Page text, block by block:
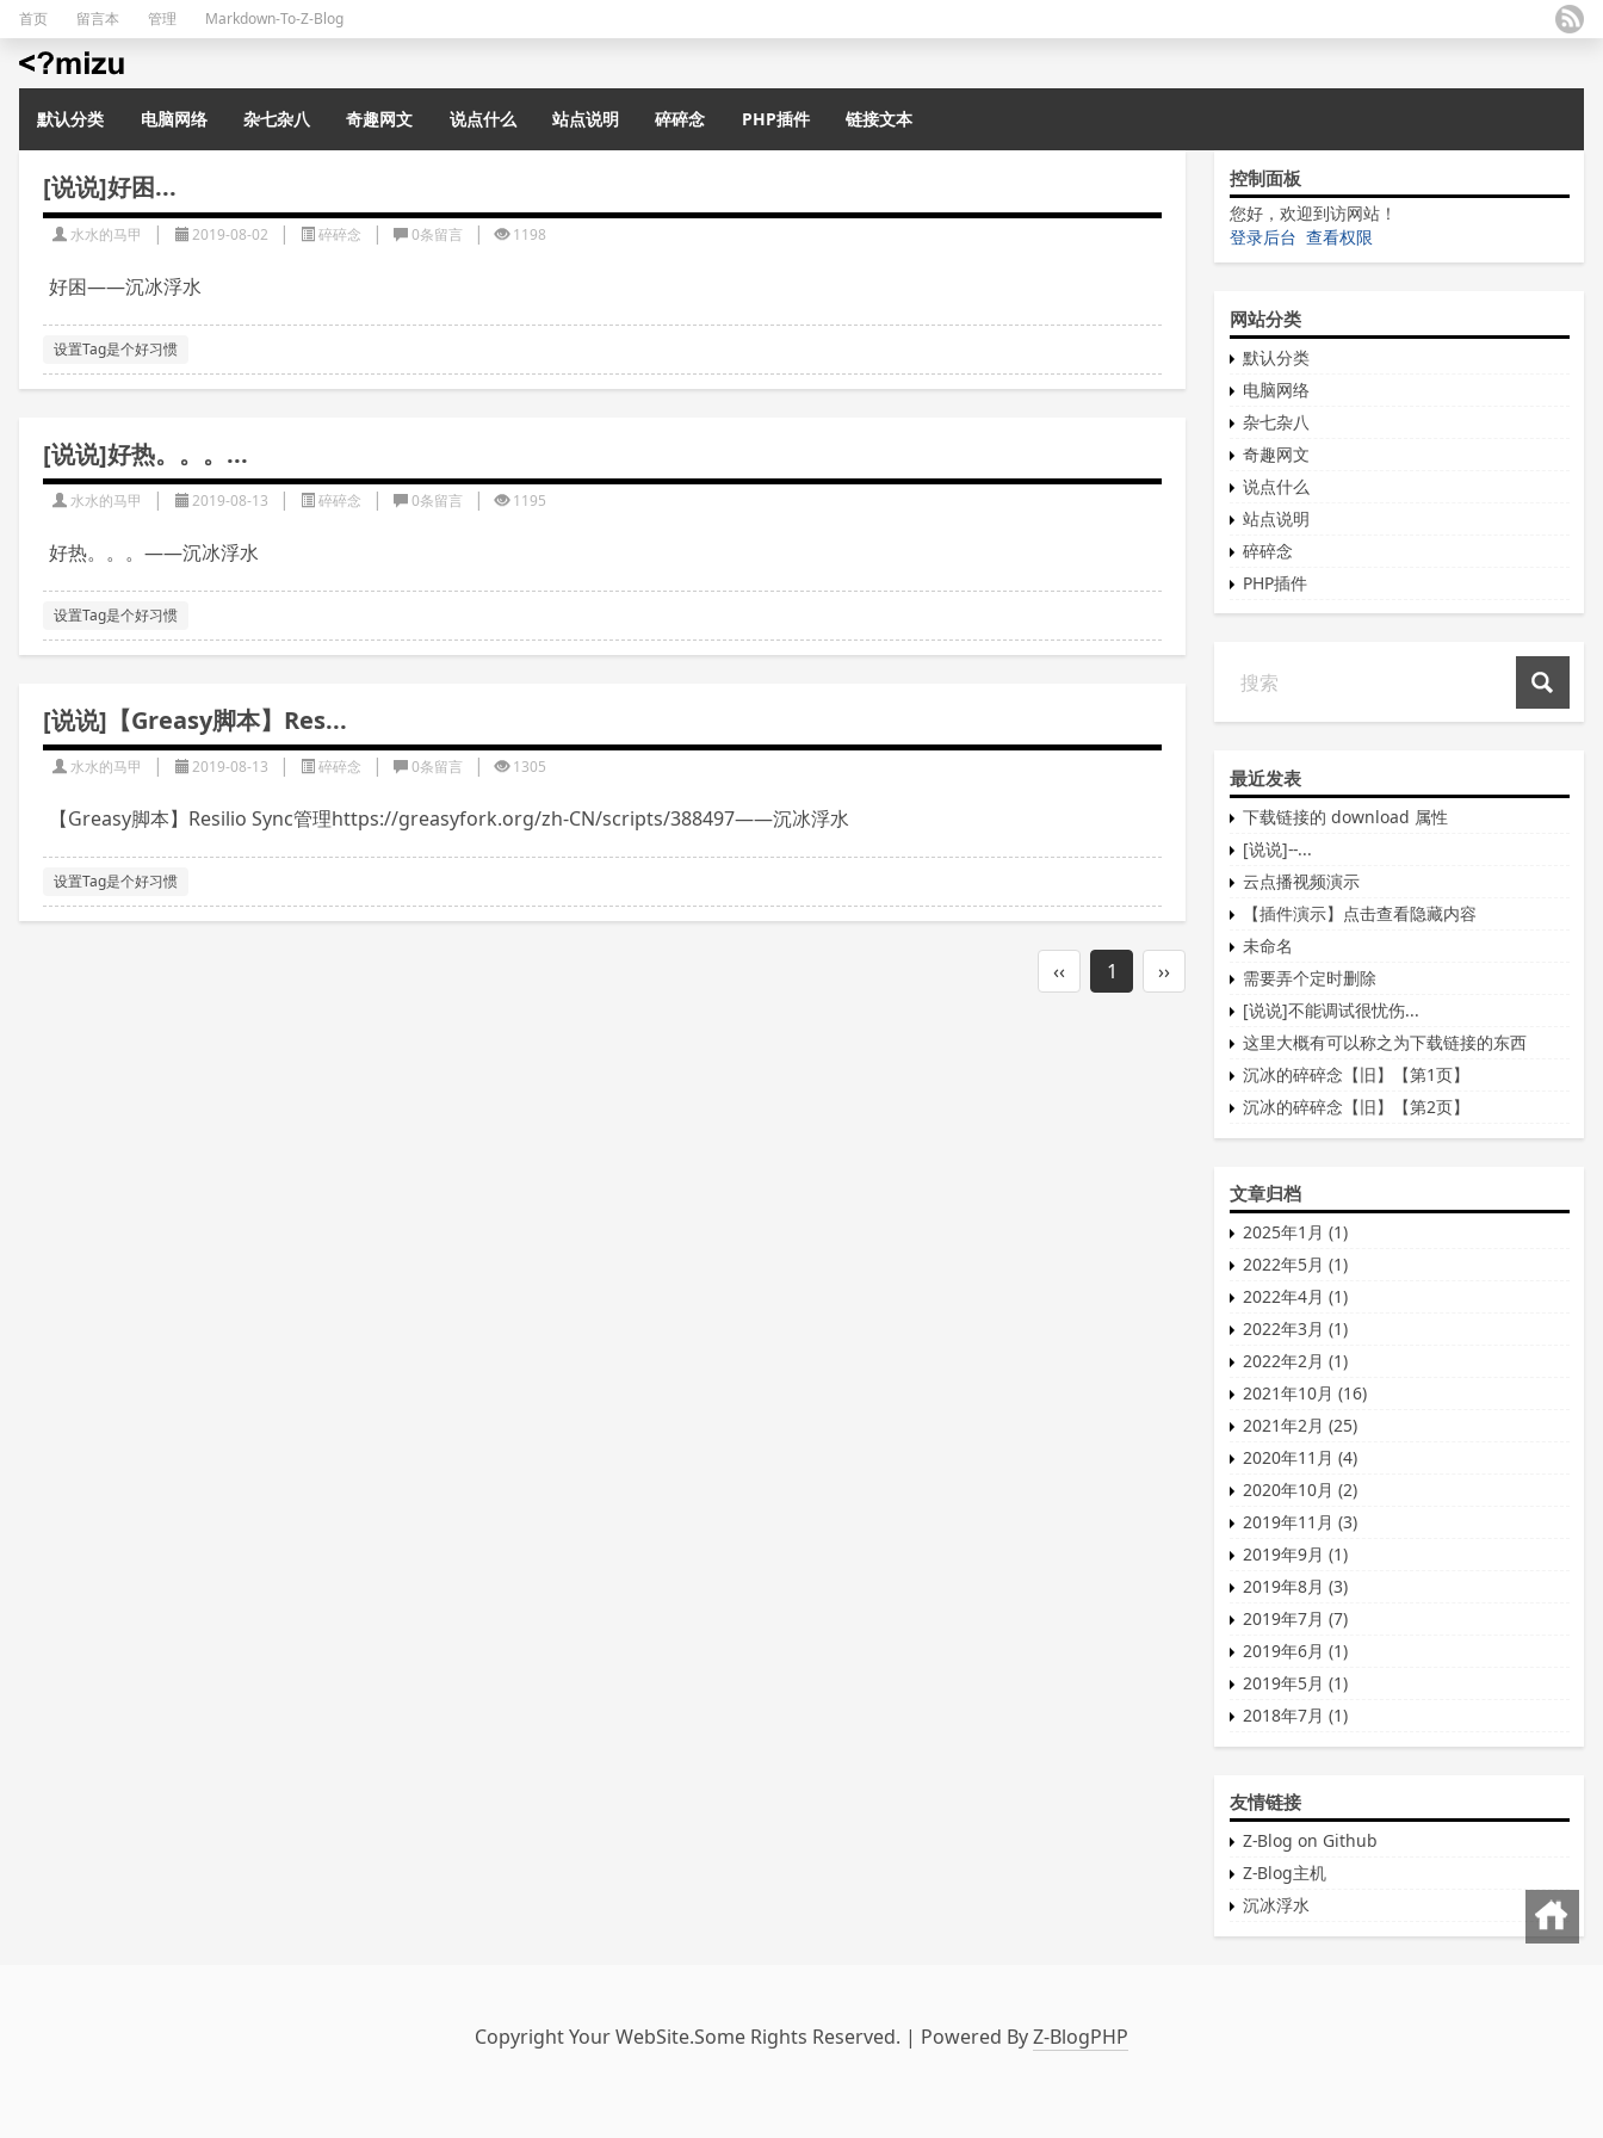
首页 留言本 管理 Markdown-To-Z-Blog
水水的演示站
默认分类 电脑网络 杂七杂八 奇趣网文 说点什么 站点说明 碎碎念 PHP插件 链接文本
[说说]好困...
水水的马甲 | 2019-08-02 | 碎碎念 | 0条留言 | 1198
好困——沉冰浮水
设置Tag是个好习惯
[说说]好热。。。...
水水的马甲 | 2019-08-13 | 碎碎念 | 0条留言 | 1195
好热。。。——沉冰浮水
设置Tag是个好习惯
[说说]【Greasy脚本】Res...
水水的马甲 | 2019-08-13 | 碎碎念 | 0条留言 | 1305
【Greasy脚本】Resilio Sync管理https://greasyfork.org/zh-CN/scripts/388497——沉冰浮水
设置Tag是个好习惯
‹‹ 1 ››
控制面板
您好，欢迎到访网站！
登录后台 查看权限
网站分类
默认分类
电脑网络
杂七杂八
奇趣网文
说点什么
站点说明
碎碎念
PHP插件
最近发表
下载链接的 download 属性
[说说]--...
云点播视频演示
【插件演示】点击查看隐藏内容
未命名
需要弄个定时删除
[说说]不能调试很忧伤...
这里大概有可以称之为下载链接的东西
沉冰的碎碎念【旧】【第1页】
沉冰的碎碎念【旧】【第2页】
文章归档
2025年1月 (1)
2022年5月 (1)
2022年4月 (1)
2022年3月 (1)
2022年2月 (1)
2021年10月 (16)
2021年2月 (25)
2020年11月 (4)
2020年10月 (2)
2019年11月 (3)
2019年9月 (1)
2019年8月 (3)
2019年7月 (7)
2019年6月 (1)
2019年5月 (1)
2018年7月 (1)
友情链接
Z-Blog on Github
Z-Blog主机
沉冰浮水
Copyright Your WebSite.Some Rights Reserved. | Powered ByZ-BlogPHP
回到首页